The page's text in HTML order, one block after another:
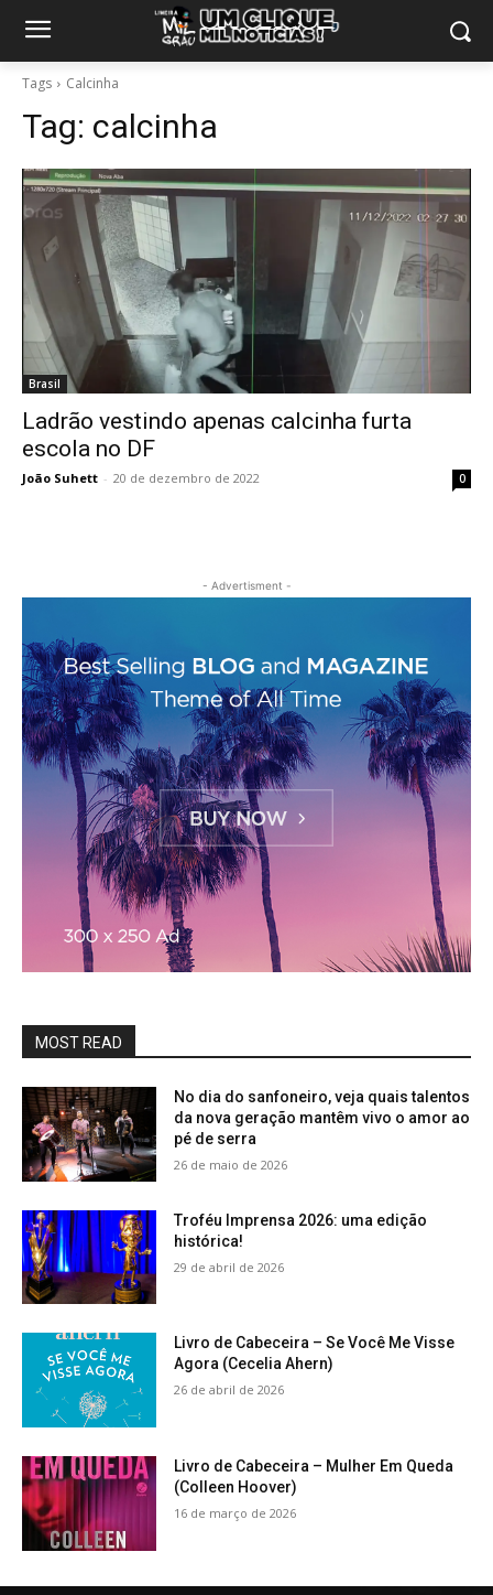
Tags Calcinha
Tag: calcinha
Brasil
Ladrão vestindo apenas calcinha furta
escola no DF
João Suhett - 20 de dezembro de 2022 0
- Advertisment -
MOST READ
No dia do sanfoneiro, veja quais talentos
da nova geração mantêm vivo o amor ao
pé de serra
26 de maio de 2026
Troféu Imprensa 2026: uma edição
histórica!
29 de abril de 2026
Livro de Cabeceira – Se Você Me Visse
Agora (Cecelia Ahern)
26 de abril de 2026
Livro de Cabeceira – Mulher Em Queda
(Colleen Hoover)
16 de março de 2026